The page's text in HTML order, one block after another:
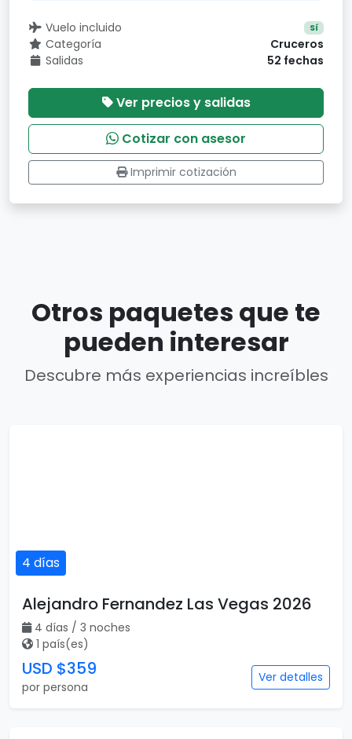
Vuelo incluido Sí
Categoría
Cruceros
Salidas
52 fechas
Ver precios y salidas
Cotizar con asesor
Imprimir cotización
Otros paquetes que te
pueden interesar
Descubre más experiencias increíbles
4 días
Alejandro Fernandez Las Vegas 2026
4 días / 3 noches
1 país(es)
USD $359
por persona
Ver detalles